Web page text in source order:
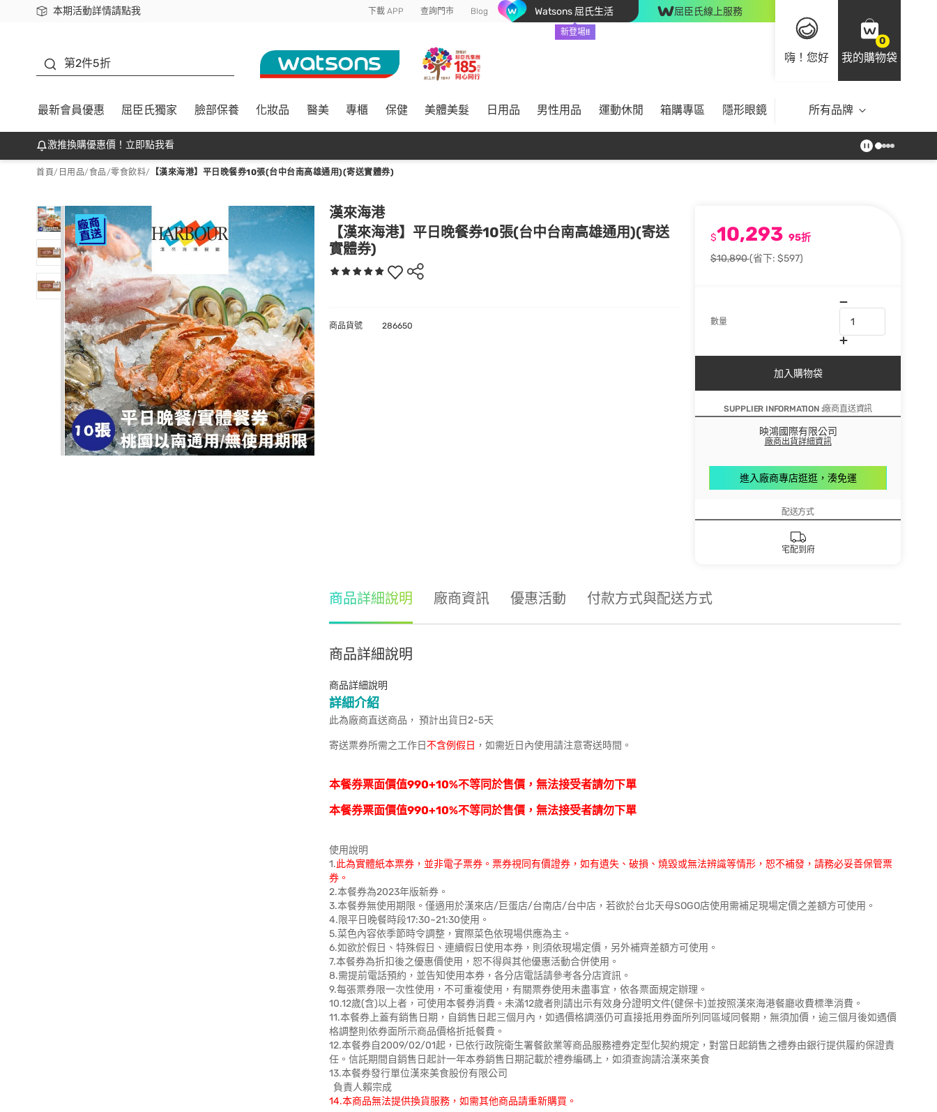
本期活動詳情請點我
下載app最高回饋$350 下載 APP 查詢門市 Blog Watsons 屈氏生活
新登場!!
屈臣氏線上服務
嗨！您好
0
我的購物袋
第2件5折
最新會員優惠 屈臣氏獨家 臉部保養 化妝品 醫美 專櫃 保健 美體美髮 日用品 男性用品 運動休閒 箱購專區 隱形眼鏡 所有品牌
激推換購優惠價！立即點我看
首頁/ 日用品/食品/零食飲料/ 【漢來海港】平日晚餐券10張(台中台南高雄通用)(寄送實體券)
漢來海港
【漢來海港】平日晚餐券10張(台中台南高雄通用)(寄送
實體券)
$10,293 95折
$10,890(省下: $597)
數量
加入購物袋
SUPPLIER INFORMATION :廠商直送資訊
映鴻國際有限公司
廠商出貨詳細資訊
進入廠商專店逛逛，湊免運
配送方式
宅配到府
商品貨號 286650
商品詳細說明 廠商資訊 優惠活動 付款方式與配送方式
商品詳細說明
商品詳細說明
詳細介紹
此為廠商直送商品， 預計出貨日2-5天
寄送票券所需之工作日不含例假日 ，如需近日內使用請注意寄送時間。
本餐券票面價值990+10%不等同於售價，無法接受者請勿下單
本餐券票面價值990+10%不等同於售價，無法接受者請勿下單
使用說明
1.此為實體紙本票券，並非電子票券。票券視同有價證券，如有遺失、破損、燒毀或無法辨識等情形，恕不補發，請務必妥善保管票
券。
2.本餐券為2023年版新券。
3.本餐券無使用期限。僅適用於漢來店/巨蛋店/台南店/台中店，若欲於台北天母SOGO店使用需補足現場定價之差額方可使用。
4.限平日晚餐時段17:30~21:30使用。
5.菜色內容依季節時令調整，實際菜色依現場供應為主。
6.如欲於假日、特殊假日、連續假日使用本券，則須依現場定價，另外補齊差額方可使用。
7.本餐券為折扣後之優惠價使用，恕不得與其他優惠活動合併使用。
8.需提前電話預約，並告知使用本券，各分店電話請參考各分店資訊。
9.每張票券限一次性使用，不可重複使用，有關票券使用未盡事宜，依各票面規定辦理。
10.12歲(含)以上者，可使用本餐券消費。未滿12歲者則請出示有效身分證明文件(健保卡)並按照漢來海港餐廳收費標準消費。
11.本餐券上蓋有銷售日期，自銷售日起三個月內，如遇價格調漲仍可直接抵用券面所列同區域同餐期，無須加價，逾三個月後如遇價
格調整則依券面所示商品價格折抵餐費。
12.本餐券自2009/02/01起，已依行政院衛生署餐飲業等商品服務禮券定型化契約規定，對當日起銷售之禮券由銀行提供履約保證責
任。信託期間自銷售日起計一年本券銷售日期記載於禮券編碼上，如須查詢請洽漢來美食
13.本餐券發行單位漢來美食股份有限公司
負責人賴宗成
14.本商品無法提供換貨服務，如需其他商品請重新購買。